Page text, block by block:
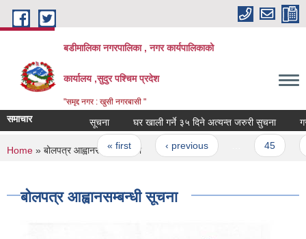
Skip to main content
बडीमालिका नगरपालिका , नगर कार्यपालिकाको
कार्यालय ,सुदुर पश्चिम प्रदेश
"समृद्द नगर : खुसी नगरबासी "
समाचार सूचना घर खाली गर्ने ३५ दिने अत्यन्त जरुरी सुचना
Pages
« first ‹ previous
You are here
Home » बोलपत्र आह्वानसम्बन्धी सूचना
बोलपत्र आह्वानसम्बन्धी सूचना